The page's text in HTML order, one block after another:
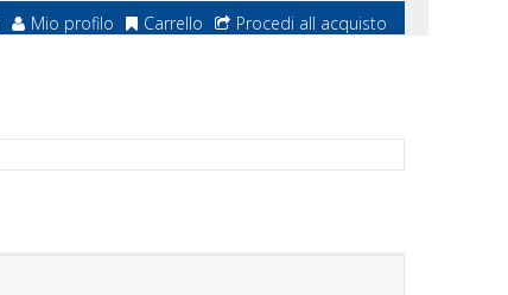
Mio profilo Carrello Procedi all acquisto